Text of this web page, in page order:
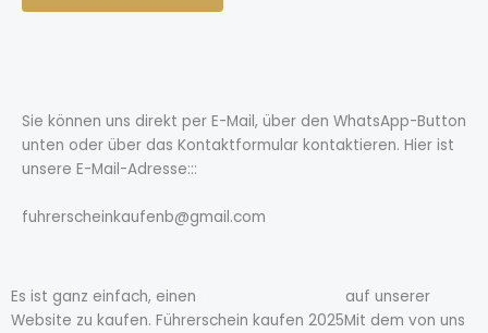
r
s
a
g
*
Sie können uns direkt per E-Mail, über den WhatsApp-Button
unten oder über das Kontaktformular kontaktieren. Hier ist
unsere E-Mail-Adresse:::
fuhrerscheinkaufenb@gmail.com
Es ist ganz einfach, einen
auf unserer
Website zu kaufen. Führerschein kaufen 2025Mit dem von uns